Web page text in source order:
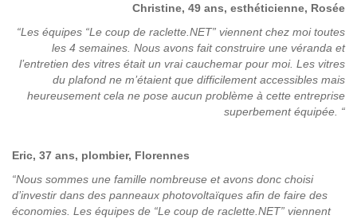
Christine, 49 ans, esthéticienne, Rosée
“Les équipes “Le coup de raclette.NET” viennent chez moi toutes
les 4 semaines. Nous avons fait construire une véranda et
l’entretien des vitres était un vraicauchemar pour moi. Les vitres
du plafond ne m’étaient que difficilement accessibles mais
heureusement cela ne pose aucun problème à cette entreprise
superbement équipée. “
Eric, 37 ans, plombier, Florennes
“Nous sommes une famille nombreuse et avons donc choisi
d’investir dans des panneaux photovoltaïques afin de faire des
économies. Les équipes de “Le coup de raclette.NET” viennent